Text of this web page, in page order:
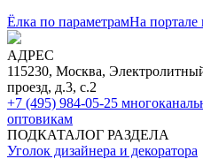
Ёлка по параметрамНа портале
АДРЕС
115230, Москва,
проезд, д.3, с.2
+7 (495) 984-05-25
оптовикам
ПОДКАТАЛОГ РАЗДЕЛА
Уголок дизайнера и декоратора